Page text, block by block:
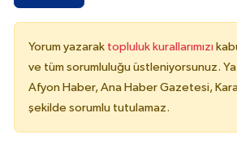
Yorum yazarak topluluk kurallarımızı
ve tüm sorumluluğu üstleniyorsunuz.
Afyon Haber, Ana Haber Gazetesi,
şekilde sorumlu tutulamaz.